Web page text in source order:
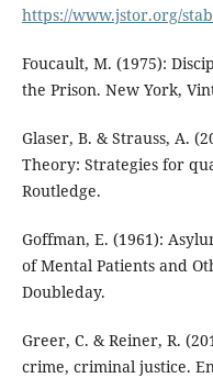
https://www.jstor.org/
Foucault, M. (1975):
the Prison. New York,
Glaser, B. & Strauss, A.
Theory: Strategies for
Routledge.
Goffman, E. (1961):
of Mental Patients and
Doubleday.
Greer, C. & Reiner, R.
crime, criminal justice.